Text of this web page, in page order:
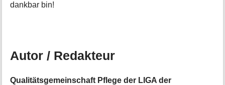
dankbar bin!
Autor / Redakteur
Qualitätsgemeinschaft Pflege der LIGA der